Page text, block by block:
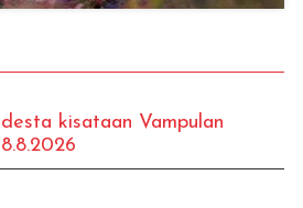
kisataan Vampulan